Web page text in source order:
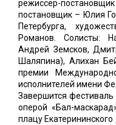
режиссер-
постановщик – Юлия
Петербурга,
Романов. Солисты:
Андрей Земсков,
Шаляпина), Алихан
премии
исполнителей имени
Завершится
оперой «Бал-
плацу